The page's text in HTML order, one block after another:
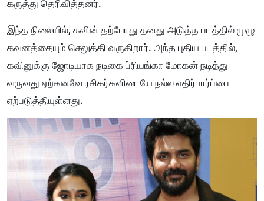
கருத்து தெரிவித்தனர்.
இந்த நிலையில், கவின் தற்போது தனது அடுத்த படத்தில் முழு
கவனத்தையும் செலுத்தி வருகிறார். அந்த புதிய படத்தில்,
கவினுக்கு ஜோடியாக நடிகை ப்ரியங்கா மோகன் நடித்து
வருவது ஏற்கனவே ரசிகர்களிடையே நல்ல எதிர்பார்ப்பை
ஏற்படுத்தியுள்ளது.